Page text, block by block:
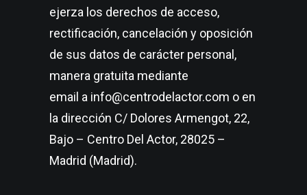
ejerza los derechos de acceso,
rectificación, cancelación y oposición
de sus datos de carácter personal,
manera gratuita mediante
email a info@centrodelactor.com o en
la dirección C/ Dolores Armengot, 22,
Bajo – Centro Del Actor, 28025 –
Madrid (Madrid).